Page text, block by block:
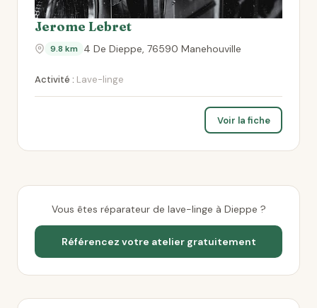
Jerome Lebret
9.8 km 4 De Dieppe, 76590 Manehouville
Activité : Lave-linge
Voir la fiche
Vous êtes réparateur de lave-linge à Dieppe ?
Référencez votre atelier gratuitement